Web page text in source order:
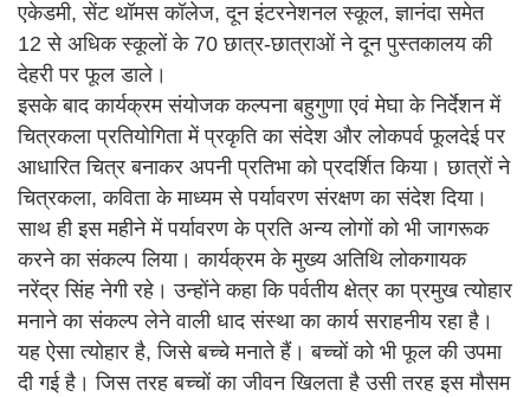
एकेडमी, सेंट थॉमस कॉलेज, दून इंटरनेशनल स्कूल, ज्ञानंदा समेत
12 से अधिक स्कूलों के 70 छात्र-छात्राओं ने दून पुस्तकालय की
देहरी पर फूल डाले।
इसके बाद कार्यक्रम संयोजक कल्पना बहुगुणा एवं मेघा के निर्देशन में
चित्रकला प्रतियोगिता में प्रकृति का संदेश और लोकपर्व फूलदेई पर
आधारित चित्र बनाकर अपनी प्रतिभा को प्रदर्शित किया। छात्रों ने
चित्रकला, कविता के माध्यम से पर्यावरण संरक्षण का संदेश दिया।
साथ ही इस महीने में पर्यावरण के प्रति अन्य लोगों को भी जागरूक
करने का संकल्प लिया। कार्यक्रम के मुख्य अतिथि लोकगायक
नरेंद्र सिंह नेगी रहे। उन्होंने कहा कि पर्वतीय क्षेत्र का प्रमुख त्योहार
मनाने का संकल्प लेने वाली धाद संस्था का कार्य सराहनीय रहा है।
यह ऐसा त्याेहार है, जिसे बच्चे मनाते हैं। बच्चों को भी फूल की उपमा
दी गई है। जिस तरह बच्चों का जीवन खिलता है उसी तरह इस मौसम